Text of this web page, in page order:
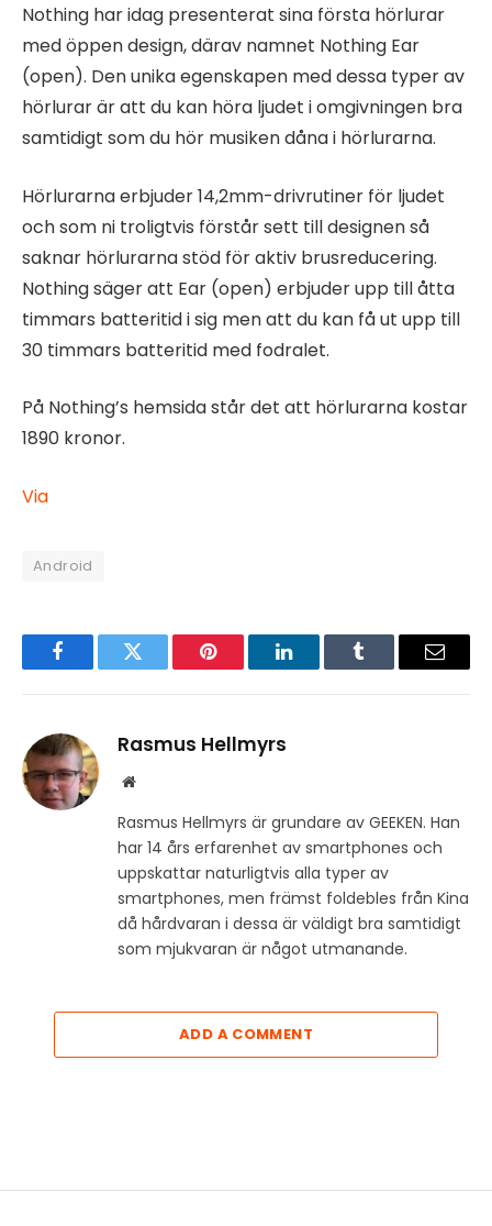
Nothing har idag presenterat sina första hörlurar
med öppen design, därav namnet Nothing Ear
(open). Den unika egenskapen med dessa typer av
hörlurar är att du kan höra ljudet i omgivningen bra
samtidigt som du hör musiken dåna i hörlurarna.
Hörlurarna erbjuder 14,2mm-drivrutiner för ljudet
och som ni troligtvis förstår sett till designen så
saknar hörlurarna stöd för aktiv brusreducering.
Nothing säger att Ear (open) erbjuder upp till åtta
timmars batteritid i sig men att du kan få ut upp till
30 timmars batteritid med fodralet.
På Nothing’s hemsida står det att hörlurarna kostar
1890 kronor.
Via
Android
FacebookTwitter Pinterest LinkedInTumblr Email
Rasmus Hellmyrs
Website
Rasmus Hellmyrs är grundare av GEEKEN. Han
har 14 års erfarenhet av smartphones och
uppskattar naturligtvis alla typer av
smartphones, men främst foldebles från Kina
då hårdvaran i dessa är väldigt bra samtidigt
som mjukvaran är något utmanande.
ADD A COMMENT